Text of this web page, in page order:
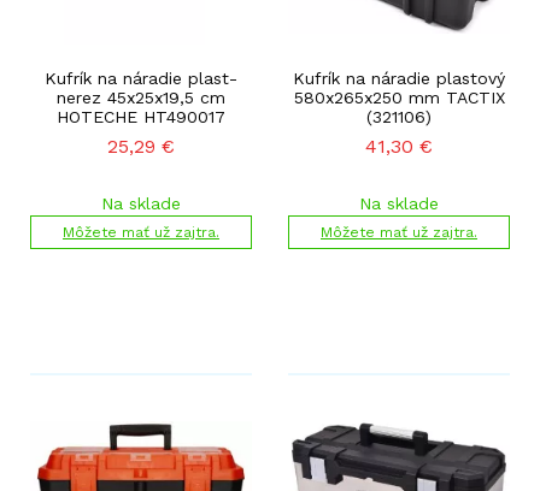
Kufrík na náradie plast-
nerez 45x25x19,5 cm
HOTECHE HT490017
25,29 €
Na sklade
Môžete mať už zajtra.
Kufrík na náradie plastový
580x265x250 mm TACTIX
(321106)
41,30 €
Na sklade
Môžete mať už zajtra.